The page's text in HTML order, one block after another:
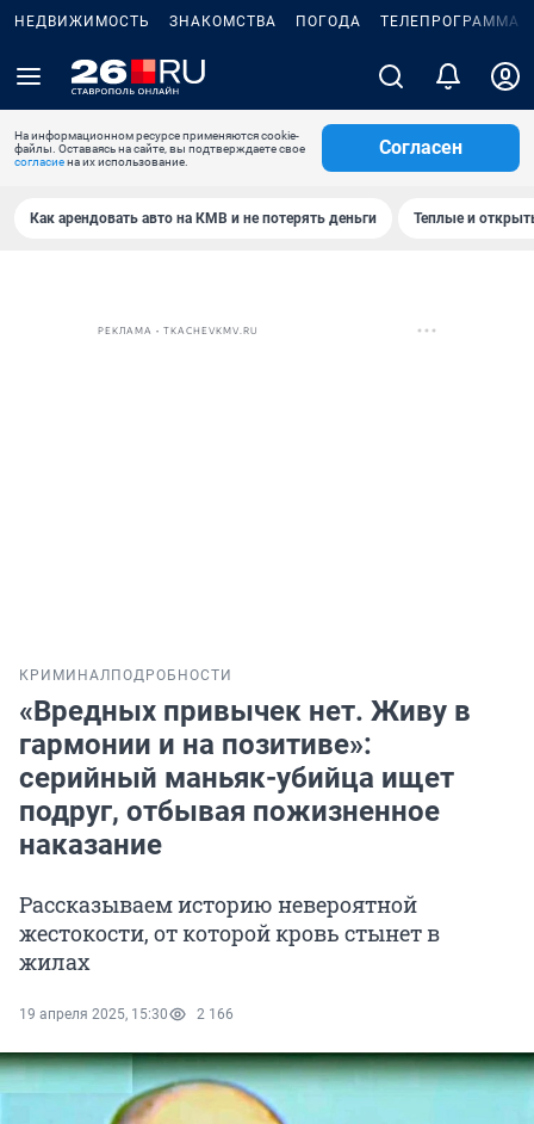
НЕДВИЖИМОСТЬ ЗНАКОМСТВА ПОГОДА ТЕЛЕПРОГРАММА
На информационном ресурсе применяются cookie-
файлы. Оставаясь на сайте, вы подтверждаете свое
согласиена их использование.
Согласен
Как арендовать авто на КМВ и не потерять деньги Теплые и
РЕКЛАМА • TKACHEVKMV.RU
КРИМИНАЛ ПОДРОБНОСТИ
«Вредных привычек нет. Живу в
гармонии и на позитиве»:
серийный маньяк-убийца ищет
подруг, отбывая пожизненное
наказание
Рассказываем историю невероятной
жестокости, от которой кровь стынет в
жилах
19 апреля 2025, 15:30 2 166